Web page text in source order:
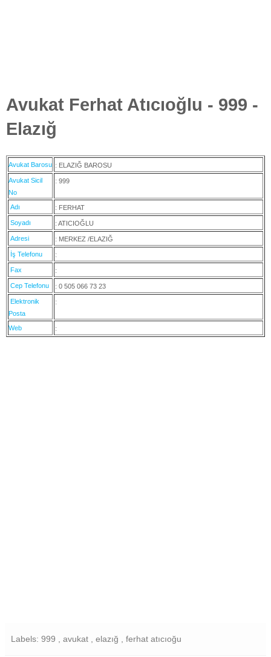
Avukat Ferhat Atıcıoğlu - 999 -
Elazığ
Avukat Barosu : ELAZIĞ BAROSU
Avukat Sicil
No
: 999
Adı : FERHAT
Soyadı : ATICIOĞLU
Adresi : MERKEZ /ELAZIĞ
İş Telefonu :
Fax :
Cep Telefonu : 0 505 066 73 23
Elektronik
Posta
:
Web :
Labels: 999 , avukat , elazığ , ferhat atıcıoğu